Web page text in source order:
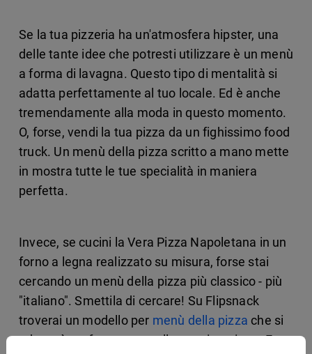
Se la tua pizzeria ha un'atmosfera hipster, una
delle tante idee che potresti utilizzare è un menù
a forma di lavagna. Questo tipo di mentalità si
adatta perfettamente al tuo locale. Ed è anche
tremendamente alla moda in questo momento.
O, forse, vendi la tua pizza da un fighissimo food
truck. Un menù della pizza scritto a mano mette
in mostra tutte le tue specialità in maniera
perfetta.
Invece, se cucini la Vera Pizza Napoletana in un
forno a legna realizzato su misura, forse stai
cercando un menù della pizza più classico - più
"italiano". Smettila di cercare! Su Flipsnack
troverai un modello per menù della pizza che si
adatterà perfettamente alla tua situazione. E,